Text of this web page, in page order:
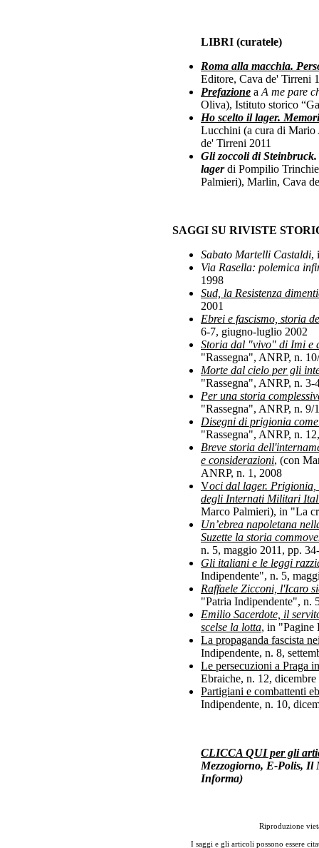
LIBRI (curatele)
Roma alla macchia.
Editore, Cava de' Tirreni
Prefazione a A me pare
Oliva), Istituto storico
Ho scelto il lager.
Lucchini (a cura di Mario
de' Tirreni 2011
Gli zoccoli di
lagerdi Pompilio
Palmieri), Marlin, Cava
SAGGI SU RIVISTE
Sabato Martelli Castaldi,
Via Rasella: polemica
1998
Sud, la Resistenza
2001
Ebrei e fascismo, storia
6-7, giugno-luglio 2002
Storia dal "vivo" di Imi e
"Rassegna", ANRP, n.
Morte dal cielo per gli
"Rassegna", ANRP, n.
Per una storia
"Rassegna", ANRP, n.
Disegni di prigionia
"Rassegna", ANRP, n.
Breve storia
e considerazioni, (con
ANRP, n. 1, 2008
Voci dal lager. Prigionia,
degli Internati Militari
Marco Palmieri), in "La
Un’ebrea napoletana
Suzette la storia
n. 5, maggio 2011, pp.
Gli italiani e le leggi
Indipendente", n. 5,
Raffaele Zicconi, l'Icaro
"Patria Indipendente", n.
Emilio Sacerdote, il
scelse la lotta, in "Pagine
La propaganda fascista
Indipendente, n. 8,
Le persecuzioni a Praga
Ebraiche, n. 12,
Partigiani e combattenti
Indipendente, n. 10,
CLICCA QUI per gli
Mezzogiorno, E-Polis, Il
Informa)
Riproduzione
I saggi e gli articoli possono essere